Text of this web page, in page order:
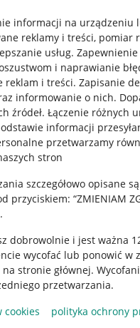
informacji na urządzeniu
reklamy i treści, pomiar
usług.
i naprawianie
reklam i treści. Zapisanie
informowanie o nich.
źródeł. Łączenie różnych
informacji
przetwarzamy
stron
szczegółowo opisane
przyciskiem: “ZMIENIAM
dobrowolnie i jest ważna
wycofać lub ponowić w
na stronie głównej.
przetwarzania.
cookies
polityka ochrony
Pobierz aplikację